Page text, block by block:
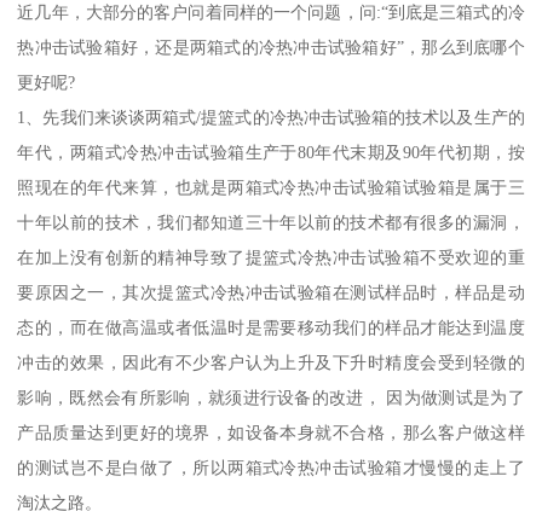
近几年，大部分的客户问着同样的一个问题，问:“到底是三箱式的冷
热冲击试验箱好，还是两箱式的冷热冲击试验箱好”，那么到底哪个
更好呢?
1、先我们来谈谈两箱式/提篮式的冷热冲击试验箱的技术以及生产的
年代，两箱式冷热冲击试验箱生产于80年代末期及90年代初期，按
照现在的年代来算，也就是两箱式冷热冲击试验箱试验箱是属于三
十年以前的技术，我们都知道三十年以前的技术都有很多的漏洞，
在加上没有创新的精神导致了提篮式冷热冲击试验箱不受欢迎的重
要原因之一，其次提篮式冷热冲击试验箱在测试样品时，样品是动
态的，而在做高温或者低温时是需要移动我们的样品才能达到温度
冲击的效果，因此有不少客户认为上升及下升时精度会受到轻微的
影响，既然会有所影响，就须进行设备的改进， 因为做测试是为了
产品质量达到更好的境界，如设备本身就不合格，那么客户做这样
的测试岂不是白做了，所以两箱式冷热冲击试验箱才慢慢的走上了
淘汰之路。